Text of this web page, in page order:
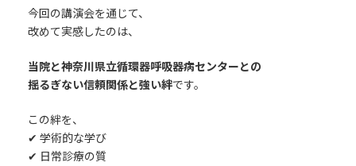
今回の講演会を通じて、
改めて実感したのは、
当院と神奈川県立循環器呼吸器病センターとの
揺るぎない信頼関係と強い絆です。
この絆を、
✔ 学術的な学び
✔ 日常診療の質